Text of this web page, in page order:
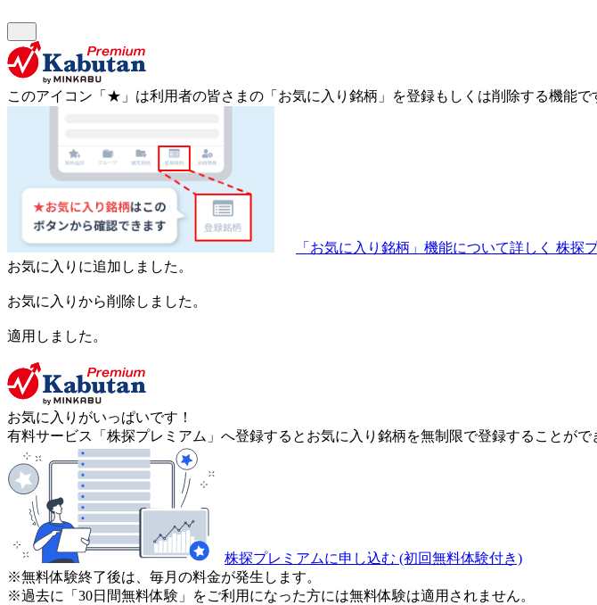
このアイコン 「★」 は利用者の皆さまの 「お気に入り銘柄」を登録もしくは削除する機能で
「お気に入り銘柄」機能について詳しく 株探
お気に入りに追加しました。
お気に入りから削除しました。
適用しました。
お気に入りがいっぱいです！
有料サービス「株探プレミアム」へ登録するとお気に入り銘柄を無制限で登録することが
株探プレミアムに申し込む (初回無料体験付き)
※無料体験終了後は、毎月の料金が発生します。
※過去に「30日間無料体験」をご利用になった方には無料体験は適用されません。